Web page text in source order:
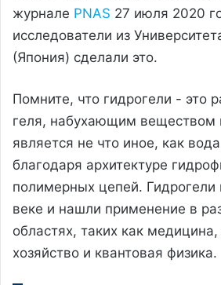
журнале PNAS 27 июля 2020
исследователи из
(Япония) сделали это.
Помните, что гидрогели - это
геля, набухающим веществом
является не что иное, как
благодаря архитектуре
полимерных цепей. Гидрогели
веке и нашли применение в
областях, таких как медицина,
хозяйство и квантовая физика.